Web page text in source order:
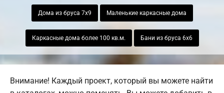
Дома из бруса 7х9 Маленькие каркасные дома
Каркасные дома более 100 кв.м. Бани из бруса 6х6
Внимание! Каждый проект, который вы можете найти